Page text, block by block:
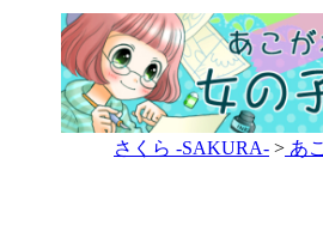
さくら -SAKURA- > あ